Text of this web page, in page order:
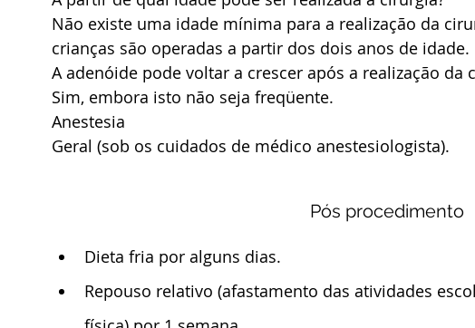
Não existe uma idade mínima para a realização da
crianças são operadas a partir dos dois anos de idade.
A adenóide pode voltar a crescer após a realização da
Sim, embora isto não seja freqüente.
Anestesia
Geral (sob os cuidados de médico anestesiologista).
Pós procedimento
Dieta fria por alguns dias.
Repouso relativo (afastamento das atividades